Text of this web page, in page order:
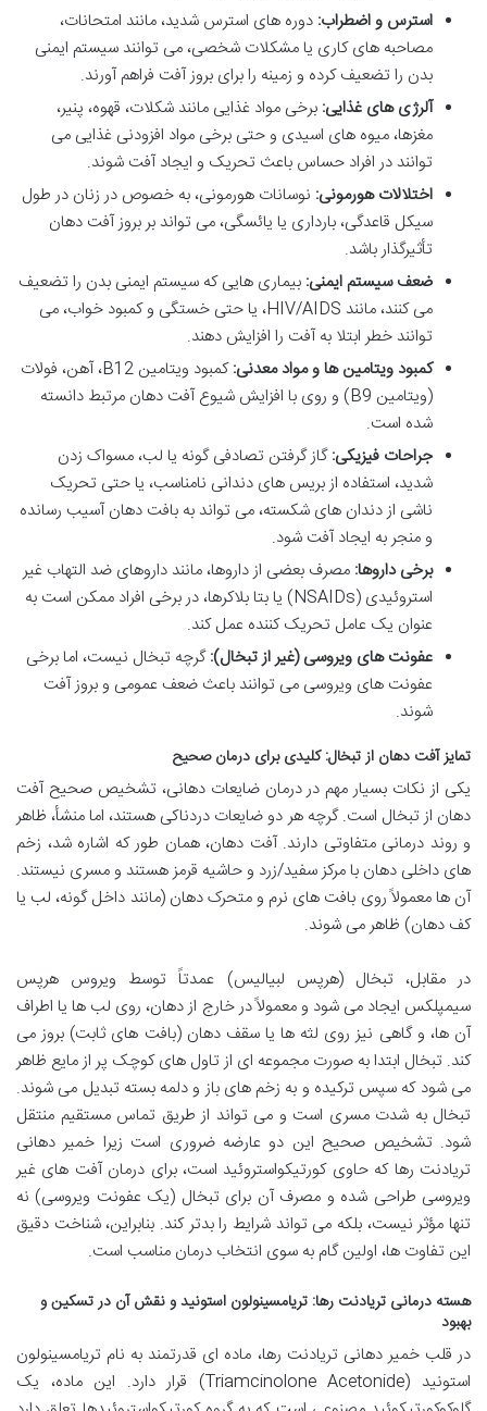
استرس و اضطراب: دوره های استرس شدید، مانند امتحانات،
مصاحبه های کاری یا مشکلات شخصی، می توانند سیستم ایمنی
بدن را تضعیف کرده و زمینه را برای بروز آفت فراهم آورند.
آلرژی های غذایی: برخی مواد غذایی مانند شکلات، قهوه، پنیر،
مغزها، میوه های اسیدی و حتی برخی مواد افزودنی غذایی می
توانند در افراد حساس باعث تحریک و ایجاد آفت شوند.
اختلالات هورمونی: نوسانات هورمونی، به خصوص در زنان در طول
سیکل قاعدگی، بارداری یا یائسگی، می تواند بر بروز آفت دهان
تأثیرگذار باشد.
ضعف سیستم ایمنی: بیماری هایی که سیستم ایمنی بدن را تضعیف
می کنند، مانند HIV/AIDS، یا حتی خستگی و کمبود خواب، می
توانند خطر ابتلا به آفت را افزایش دهند.
کمبود ویتامین ها و مواد معدنی:
کمبود ویتامین B12، آهن، فولات
(ویتامین B9) و روی با افزایش شیوع آفت دهان مرتبط دانسته
شده است.
جراحات فیزیکی:گاز گرفتن تصادفی گونه یا لب، مسواک زدن
شدید، استفاده از بریس های دندانی نامناسب، یا حتی تحریک
ناشی از دندان های شکسته، می تواند به بافت دهان آسیب رسانده
و منجر به ایجاد آفت شود.
برخی داروها: مصرف بعضی از داروها، مانند داروهای ضد التهاب غیر
استروئیدی (NSAIDs) یا بتا بلاکرها، در برخی افراد ممکن است به
عنوان یک عامل تحریک کننده عمل کند.
عفونت های ویروسی (غیر از تبخال):گرچه تبخال نیست، اما برخی
عفونت های ویروسی می توانند باعث ضعف عمومی و بروز آفت
شوند.
تمایز آفت دهان از تبخال: کلیدی برای درمان صحیح
یکی از نکات بسیار مهم در درمان ضایعات دهانی، تشخیص صحیح آفت
دهان از تبخال است. گرچه هر دو ضایعات دردناکی هستند، اما منشأ، ظاهر
و روند درمانی متفاوتی دارند. آفت دهان، همان طور که اشاره شد، زخم
های داخلی دهان با مرکز سفید/زرد و حاشیه قرمز هستند و مسری نیستند.
آن ها معمولاً روی بافت های نرم و متحرک دهان (مانند داخل گونه، لب یا
کف دهان) ظاهر می شوند.
در مقابل، تبخال (هرپس لبیالیس) عمدتاً توسط ویروس هرپس
سیمپلکس ایجاد می شود و معمولاً در خارج از دهان، روی لب ها یا اطراف
آن ها، و گاهی نیز روی لثه ها یا سقف دهان (بافت های ثابت) بروز می
کند. تبخال ابتدا به صورت مجموعه ای از تاول های کوچک پر از مایع ظاهر
می شود که سپس ترکیده و به زخم های باز و دلمه بسته تبدیل می شوند.
تبخال به شدت مسری است و می تواند از طریق تماس مستقیم منتقل
شود. تشخیص صحیح این دو عارضه ضروری است زیرا خمیر دهانی
تریادنت رها که حاوی کورتیکواستروئید است، برای درمان آفت های غیر
ویروسی طراحی شده و مصرف آن برای تبخال (یک عفونت ویروسی) نه
تنها مؤثر نیست، بلکه می تواند شرایط را بدتر کند. بنابراین، شناخت دقیق
این تفاوت ها، اولین گام به سوی انتخاب درمان مناسب است.
هسته درمانی تریادنت رها: تریامسینولون استونید و نقش آن در تسکین و
بهبود
در قلب خمیر دهانی تریادنت رها، ماده ای قدرتمند به نام تریامسینولون
استونید (Triamcinolone Acetonide) قرار دارد. این ماده، یک